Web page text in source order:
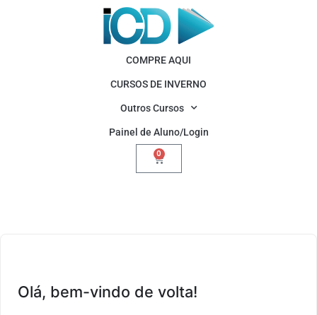
COMPRE AQUI
CURSOS DE INVERNO
Outros Cursos
Painel de Aluno/Login
0
Olá, bem-vindo de volta!